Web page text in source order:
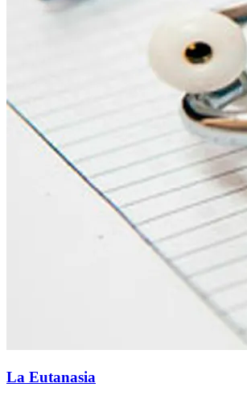
La Eutanasia